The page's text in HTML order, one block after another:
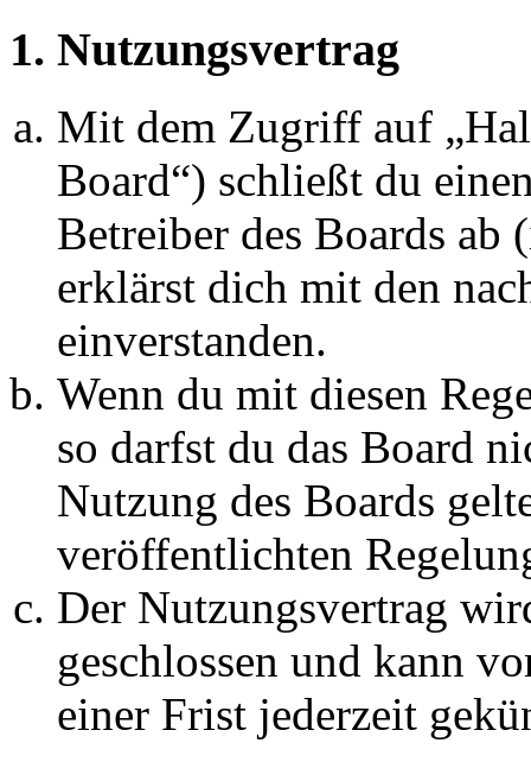
1. Nutzungsvertrag
Mit dem Zugriff auf
Board“) schließt du
Betreiber des Boards ab
erklärst dich mit den
einverstanden.
Wenn du mit diesen
so darfst du das Board
Nutzung des Boards
veröffentlichten
Der Nutzungsvertrag
geschlossen und kann
einer Frist jederzeit